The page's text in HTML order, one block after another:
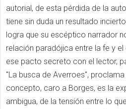
autorial, de esta pérdida de la
tiene sin duda un resultado
logra que su escéptico narrador
relación paradójica entre la fe y
ese pacto secreto con el lector,
"La busca de Averroes",
concepto, caro a Borges, es la
ambigua, de la tensión entre lo